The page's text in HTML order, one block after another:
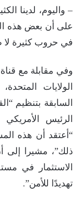
– واليوم، لدينا
على أن بعض هذه
في حروب كثيرة لا
وفي مقابلة مع
الولايات
السابقة بتنظيم
الرئيس
“أعتقد أن هذه
ذلك”، مشيرا إلى
الاستثمار في
تهديدًا للأمن”.